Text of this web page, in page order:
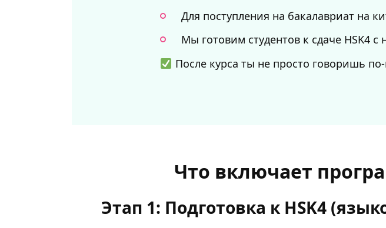
Для поступления на бакалавриат на
Мы готовим студентов к сдаче HSK4 с
После курса ты не просто говоришь
Что включает
Этап 1: Подготовка к HSK4